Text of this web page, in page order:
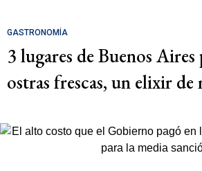
GASTRONOMÍA
3 lugares de Buenos
ostras frescas, un elixir de